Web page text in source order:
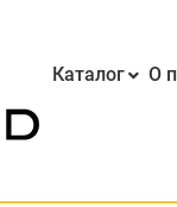
Каталог О